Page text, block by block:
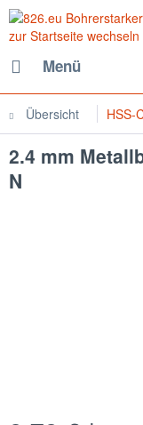
Menü
Übersicht HSS-
2.4 mm
N